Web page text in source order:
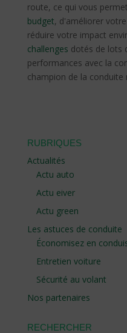
route, ce qui vous
budget, d'améliorer
réduire votre impact
challenges dotés de lots
performances avec la
champion de la conduite
RUBRIQUES
Actualités
Actu auto
Actu eiver
Actu green
Les astuces de conduite
Économisez en
Entretien voiture
Sécurité au volant
Nos partenaires
RECHERCHER